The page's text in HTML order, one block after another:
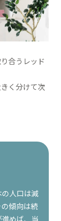
合うレッド
く分けて次
人口は減
傾向は続
めば、当